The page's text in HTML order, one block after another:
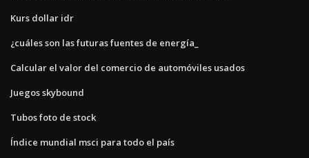
Kurs dollar idr
¿cuáles son las futuras fuentes de energía_
Calcular el valor del comercio de automóviles usados
Juegos skybound
Tubos foto de stock
Índice mundial msci para todo el país